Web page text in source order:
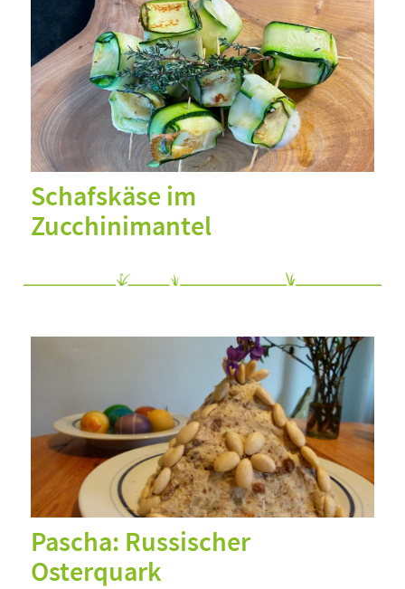
Schafskäse im
Zucchinimantel
Pascha: Russischer
Osterquark